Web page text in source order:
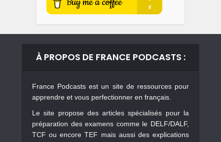
À PROPOS DE FRANCE PODCASTS :
France Podcasts est un site de ressources pour
apprendre et vous perfectionner en français.
Le site propose des articles spécialisés pour la
préparation des examens comme le DELF/DALF,
TCF ou encore TEF mais aussi des explications